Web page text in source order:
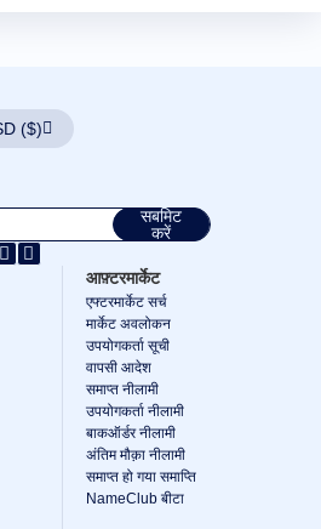
($)
सबमिट
करें
आफ़्टरमार्केट
एफ्टरमार्केट सर्च
मार्केट अवलोकन
उपयोगकर्ता सूची
वापसी आदेश
समाप्त नीलामी
उपयोगकर्ता नीलामी
बाकऑर्डर नीलामी
अंतिम मौक़ा नीलामी
समाप्त हो गया समाप्ति
NameClub बीटा